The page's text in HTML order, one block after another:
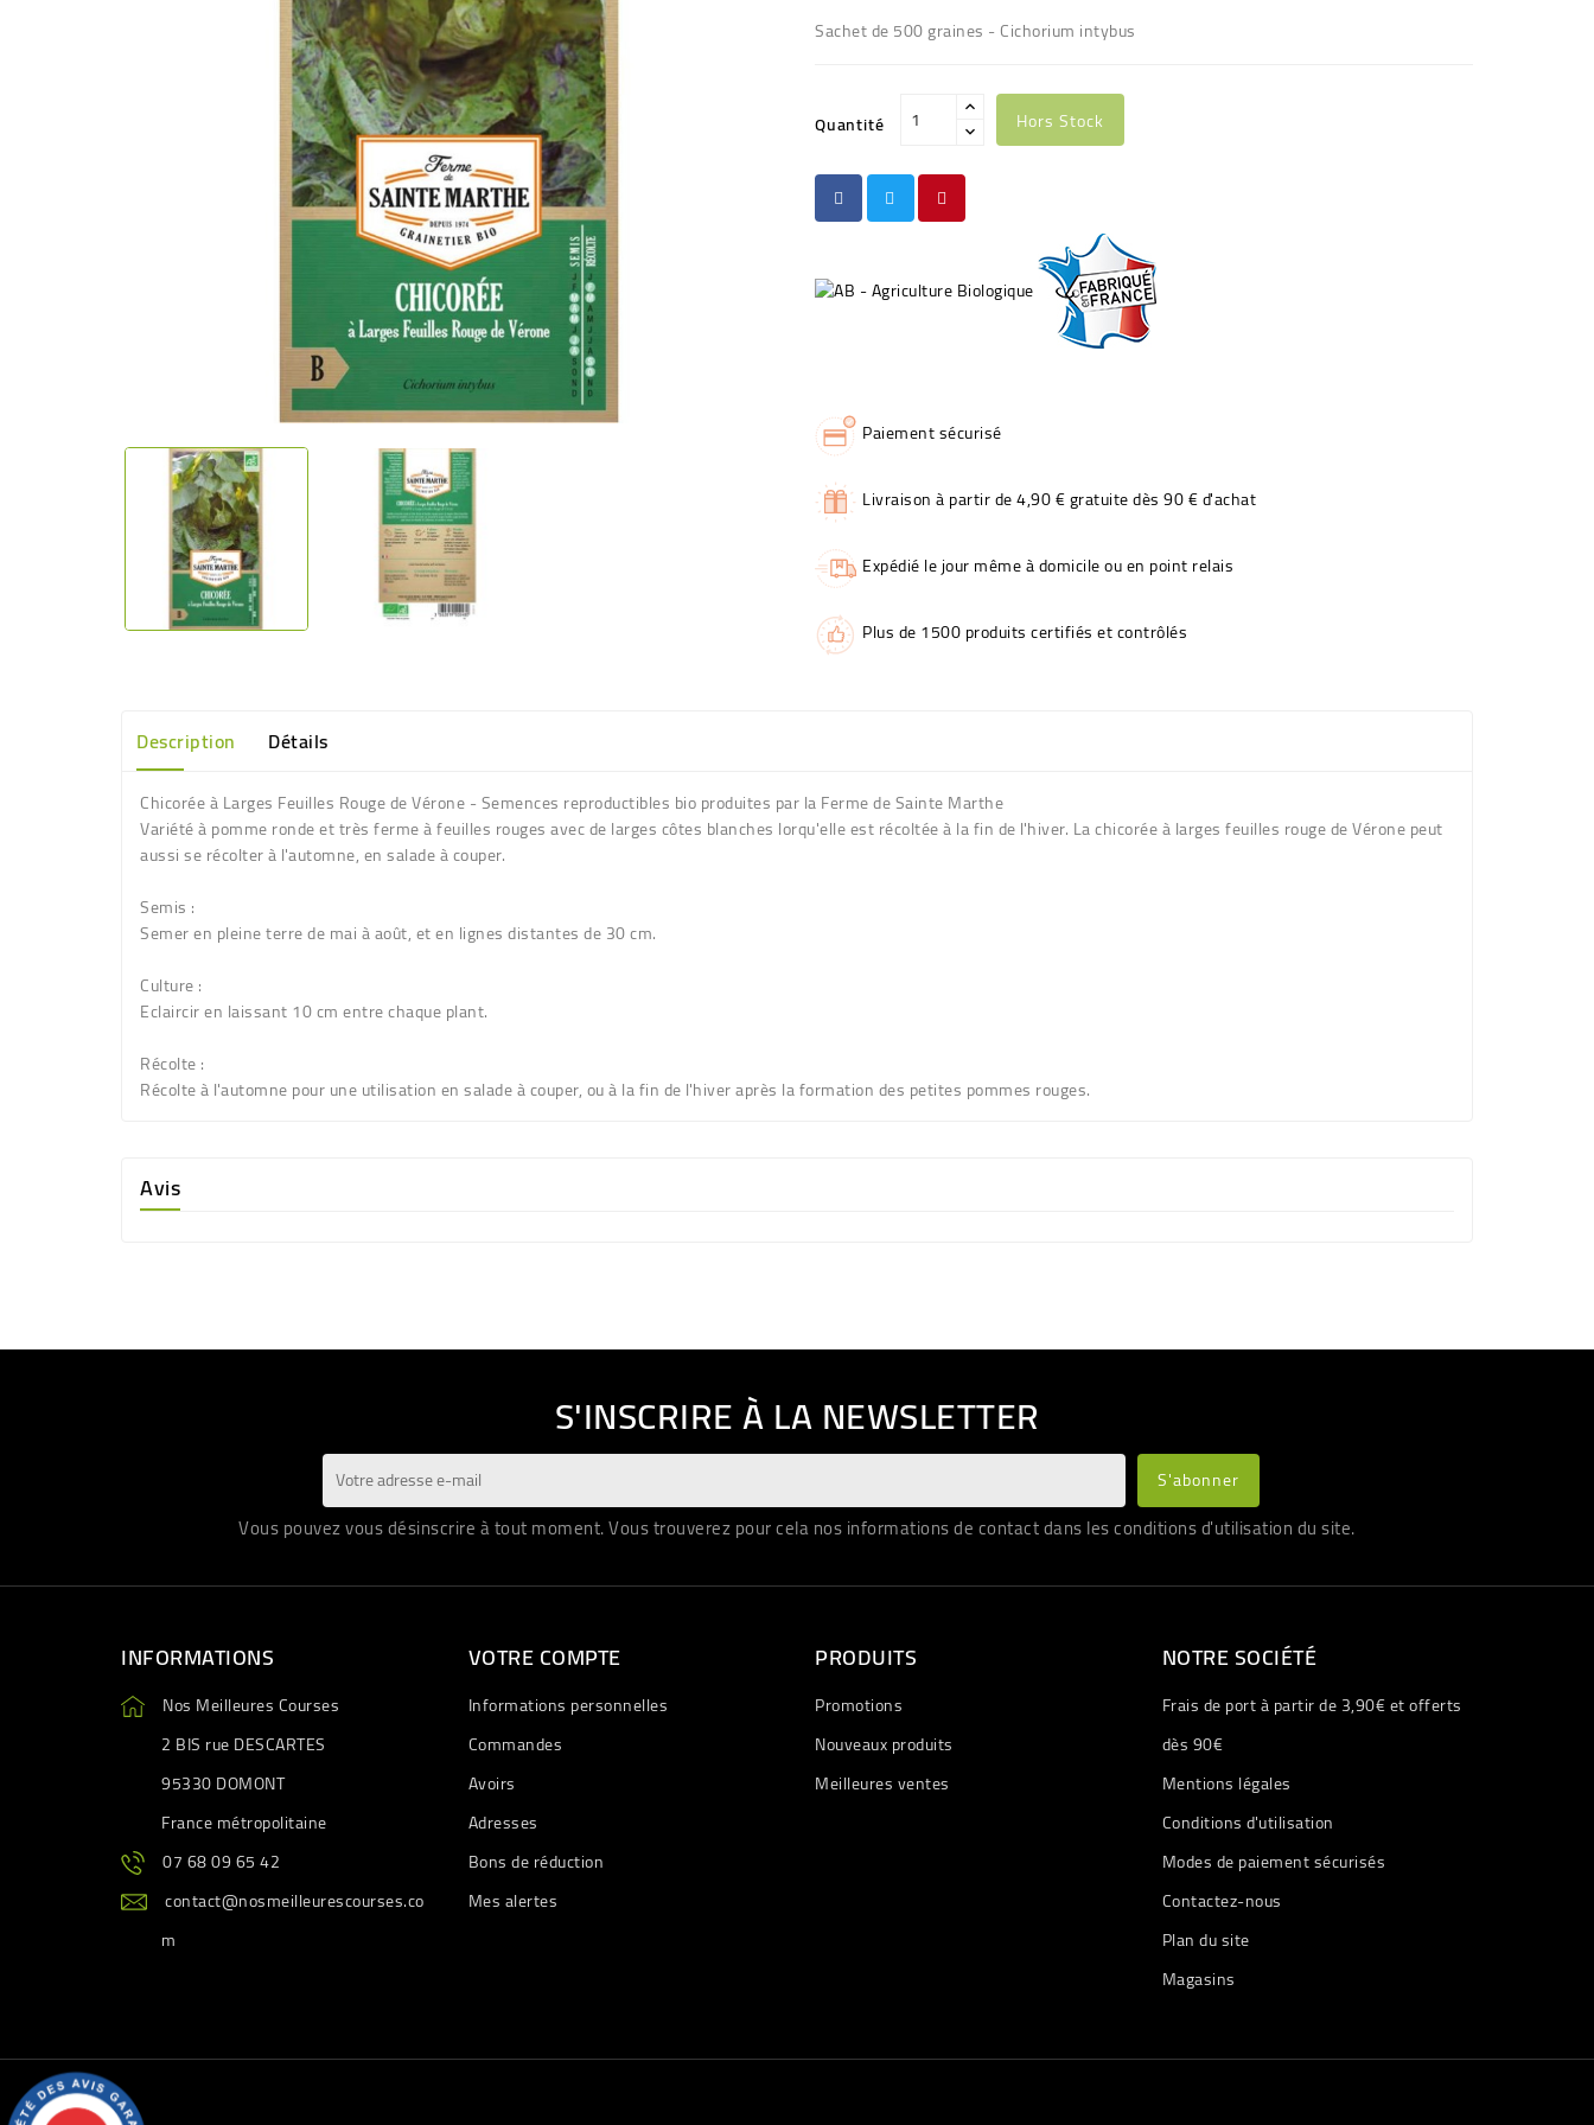
Sachet de 500 graines - Cichorium intybus
Quantité Hors Stock
Paiement sécurisé
Livraison à partir de 4,90 € gratuite dès 90 € d'achat
Expédié le jour même à domicile ou en point relais
Plus de 1500 produits certifiés et contrôlés
Description Détails
Chicorée à Larges Feuilles Rouge de Vérone - Semences reproductibles bio produites par la Ferme de Sainte Marthe
Variété à pomme ronde et très ferme à feuilles rouges avec de larges côtes blanches lorqu'elle est récoltée à la fin de l'hiver. La chicorée à larges feuilles rouge de Vérone peut
aussi se récolter à l'automne, en salade à couper.
Semis :
Semer en pleine terre de mai à août, et en lignes distantes de 30 cm.
Culture :
Eclaircir en laissant 10 cm entre chaque plant.
Récolte :
Récolte à l'automne pour une utilisation en salade à couper, ou à la fin de l'hiver après la formation des petites pommes rouges.
Avis
S'INSCRIRE À LA NEWSLETTER
Vous pouvez vous désinscrire à tout moment. Vous trouverez pour cela nos informations de contact dans les conditions d'utilisation du site.
INFORMATIONS
Nos Meilleures Courses
2 BIS rue DESCARTES
95330 DOMONT
France métropolitaine
07 68 09 65 42
contact@nosmeilleurescourses.co
m
VOTRE COMPTE
Informations personnelles
Commandes
Avoirs
Adresses
Bons de réduction
Mes alertes
PRODUITS
Promotions
Nouveaux produits
Meilleures ventes
NOTRE SOCIÉTÉ
Frais de port à partir de 3,90€ et offerts
dès 90€
Mentions légales
Conditions d'utilisation
Modes de paiement sécurisés
Contactez-nous
Plan du site
Magasins